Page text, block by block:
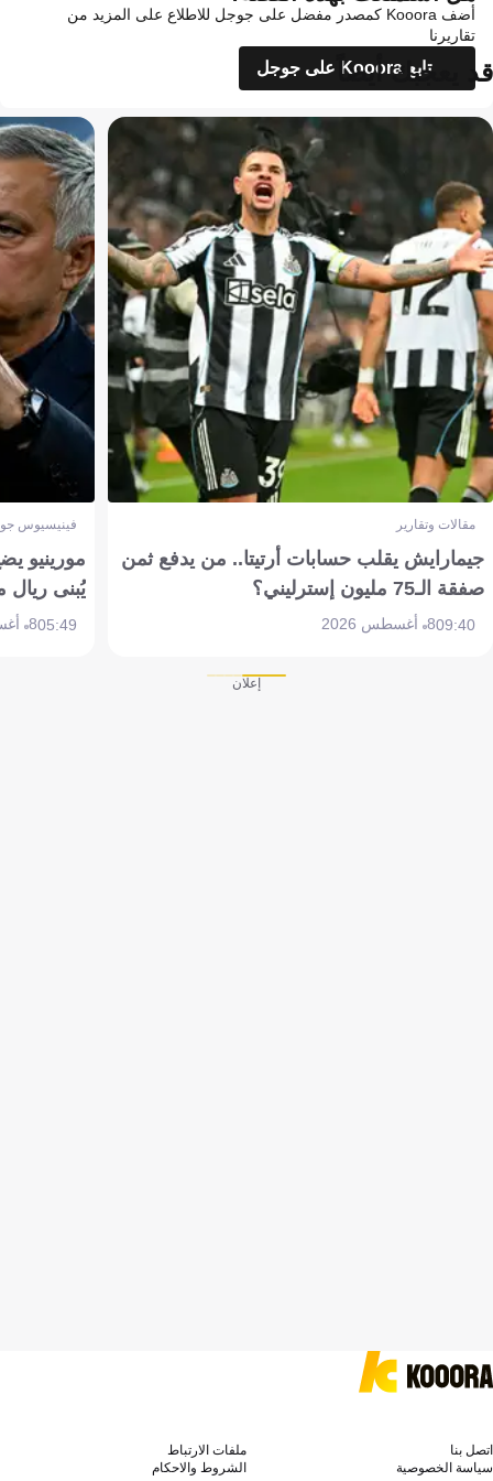
أضف Kooora كمصدر مفضل على جوجل للاطلاع على المزيد من
تقاريرنا
تابع Kooora على جوجل
قد يعجبك أيضاً
مقالات وتقارير
جيمارايش يقلب حسابات أرتيتا.. من يدفع ثمن
صفقة الـ75 مليون إسترليني؟
09:408 أغسطس 2026
فينيسيوس
مورينيو
يُبنى ريال
05:498 أغسطس 2026
إعلان
اتصل بنا
ملفات الارتباط
سياسة الخصوصية
الشروط والاحكام